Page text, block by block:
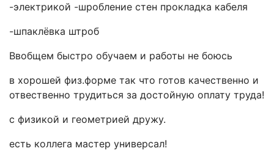
-электрикой -шробление стен прокладка кабеля
-шпаклёвка штроб
Ввобщем быстро обучаем и работы не боюсь
в хорошей физ.форме так что готов качественно и
отвественно трудиться за достойную оплату труда!
с физикой и геометрией дружу.
есть коллега мастер универсал!